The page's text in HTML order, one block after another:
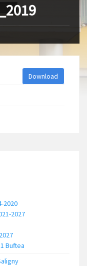
Download
2020
2027
Buftea